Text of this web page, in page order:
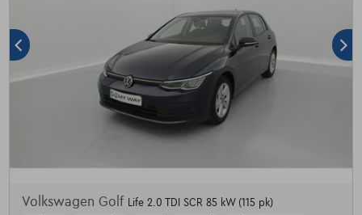
Volkswagen Golf Life 2.0 TDI SCR 85 kW (115 pk)